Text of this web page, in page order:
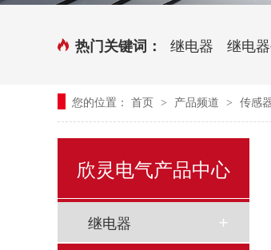
新能源继电器
热门关键词： 继电器 继电
您的位置： 首页 > 产品频道 > 传感
欣灵电气产品中心
继电器